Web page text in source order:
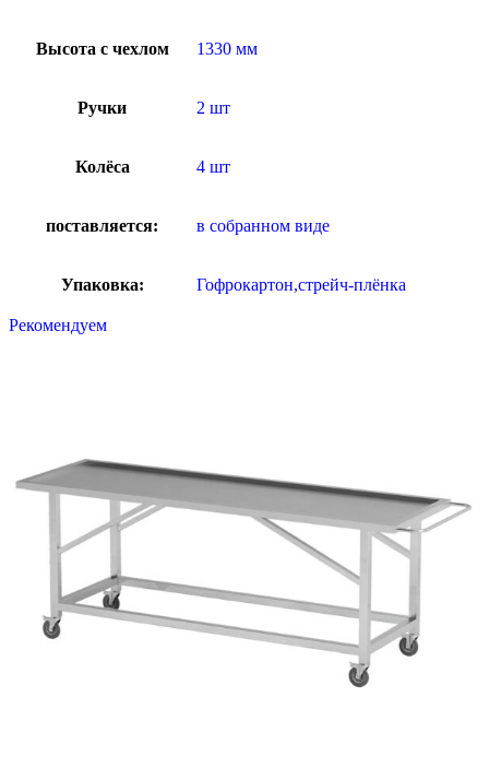
Высота с чехлом 1330 мм
Ручки 2 шт
Колёса 4 шт
поставляется: в собранном виде
Упаковка: Гофрокартон,стрейч-плёнка
Рекомендуем